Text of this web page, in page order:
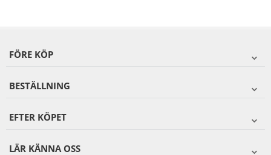
FÖRE KÖP
BESTÄLLNING
EFTER KÖPET
LÄR KÄNNA OSS